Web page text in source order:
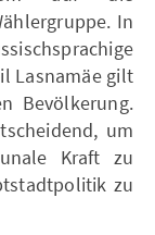
In
Lasnamäe gilt
Bevölkerung.
um
Kraft zu
zu